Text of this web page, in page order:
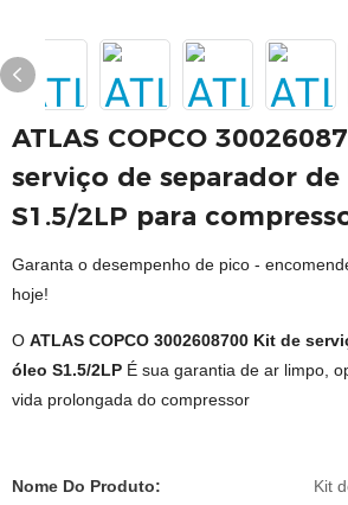
ATLAS COPCO
serviço de separador de
S1.5/2LP para
Garanta o desempenho de pico -
hoje!
O ATLAS COPCO 3002608700 Kit de
óleo S1.5/2LP É sua garantia de ar limpo,
vida prolongada do compressor
Nome Do Produto:
Kit